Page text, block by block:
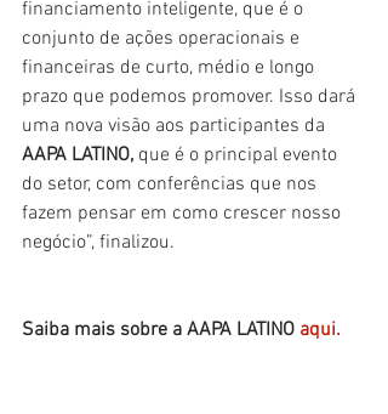
financiamento inteligente, que é o
conjunto de ações operacionais e
financeiras de curto, médio e longo
prazo que podemos promover. Isso dará
uma nova visão aos participantes da
AAPA LATINO, que é o principal evento
do setor, com conferências que nos
fazem pensar em como crescer nosso
negócio”, finalizou.
Saiba mais sobre a AAPA LATINO aqui.